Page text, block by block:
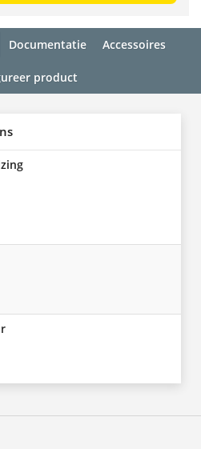
Documentatie Accessoires
product